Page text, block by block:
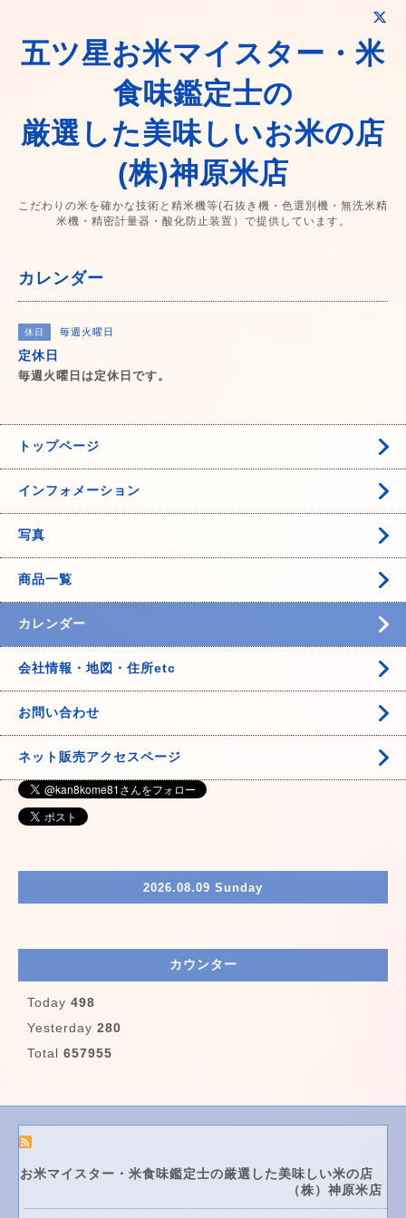
五ツ星お米マイスター・米
食味鑑定士の
厳選した美味しいお米の店
(株)神原米店
こだわりの米を確かな技術と精米機等(石抜き機・色選別機・無洗米精
米機・精密計量器・酸化防止装置）で提供しています。
カレンダー
休日 毎週火曜日
定休日
毎週火曜日は定休日です。
トップページ
インフォメーション
写真
商品一覧
カレンダー
会社情報・地図・住所etc
お問い合わせ
ネット販売アクセスページ
2026.08.09 Sunday
カウンター
Today 498
Yesterday 280
Total 657955
お米マイスター・米食味鑑定士の厳選した美味しい米の店
（株）神原米店